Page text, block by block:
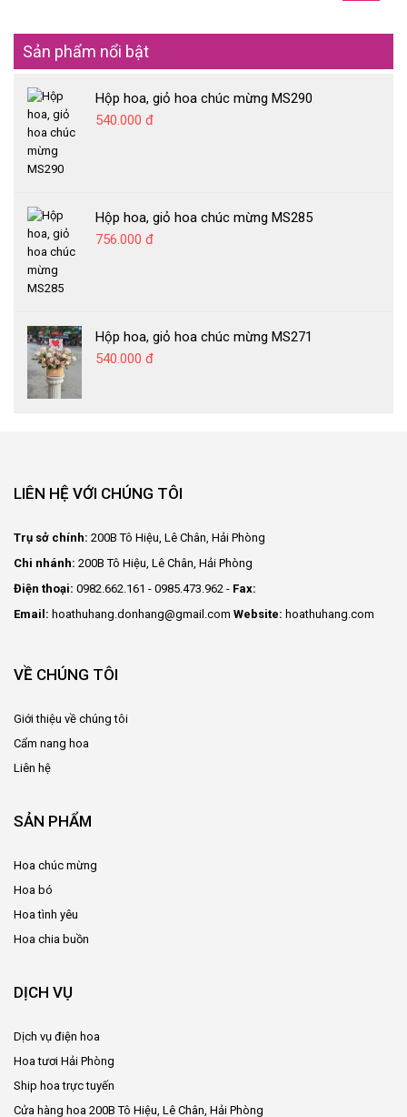
Sản phẩm nổi bật
Hộp hoa, giỏ hoa chúc mừng MS290
540.000 đ
Hộp hoa, giỏ hoa chúc mừng MS285
756.000 đ
Hộp hoa, giỏ hoa chúc mừng MS271
540.000 đ
LIÊN HỆ VỚI CHÚNG TÔI
Trụ sở chính: 200B Tô Hiệu, Lê Chân, Hải Phòng
Chi nhánh: 200B Tô Hiệu, Lê Chân, Hải Phòng
Điện thoại: 0982.662.161 - 0985.473.962 - Fax:
Email: hoathuhang.donhang@gmail.com Website: hoathuhang.com
VỀ CHÚNG TÔI
Giới thiệu về chúng tôi
Cẩm nang hoa
Liên hệ
SẢN PHẨM
Hoa chúc mừng
Hoa bó
Hoa tình yêu
Hoa chia buồn
DỊCH VỤ
Dịch vụ điện hoa
Hoa tươi Hải Phòng
Ship hoa trực tuyến
Cửa hàng hoa 200B Tô Hiệu, Lê Chân, Hải Phòng